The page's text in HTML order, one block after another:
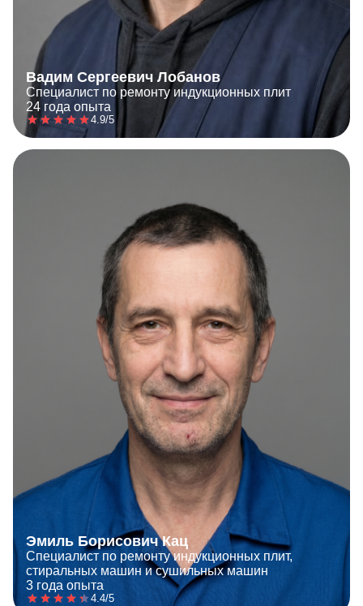
Вадим Сергеевич Лобанов
Специалист по ремонту индукционных плит
24 года опыта
4.9/5
Эмиль Борисович Кац
Специалист по ремонту индукционных плит,
стиральных машин и сушильных машин
3 года опыта
4.4/5